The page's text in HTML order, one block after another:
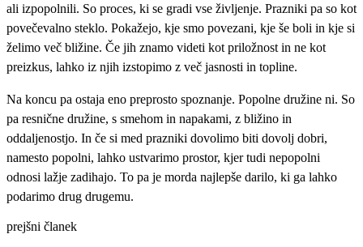
ali izpopolnili. So proces, ki se gradi vse življenje. Prazniki pa so kot
povečevalno steklo. Pokažejo, kje smo povezani, kje še boli in kje si
želimo več bližine. Če jih znamo videti kot priložnost in ne kot
preizkus, lahko iz njih izstopimo z več jasnosti in topline.
Na koncu pa ostaja eno preprosto spoznanje. Popolne družine ni. So
pa resnične družine, s smehom in napakami, z bližino in
oddaljenostjo. In če si med prazniki dovolimo biti dovolj dobri,
namesto popolni, lahko ustvarimo prostor, kjer tudi nepopolni
odnosi lažje zadihajo. To pa je morda najlepše darilo, ki ga lahko
podarimo drug drugemu.
prejšni članek